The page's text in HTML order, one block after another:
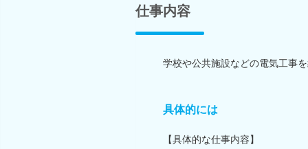
仕事内容
学校や公共施設などの電気工事
具体的には
【具体的な仕事内容】